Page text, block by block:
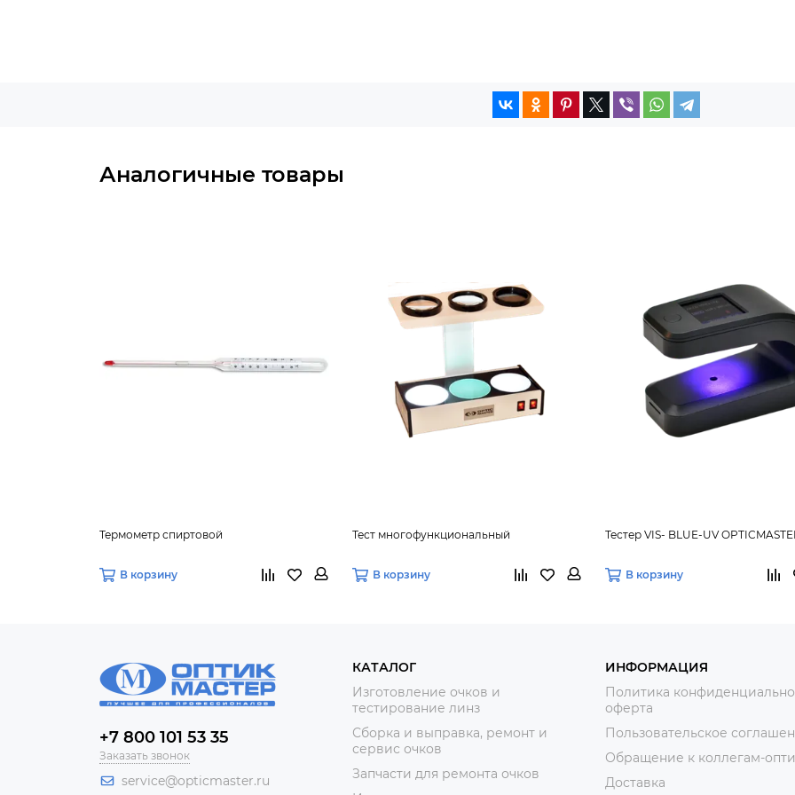
Аналогичные товары
Термометр спиртовой
В корзину
Тест многофункциональный
В корзину
Тестер VIS- BLUE-UV
В корзину
+7 800 101 53 35
Заказать звонок
service@opticmaster.ru
КАТАЛОГ
Изготовление очков и
тестирование линз
Сборка и выправка, ремонт и
сервис очков
Запчасти для ремонта очков
ИНФОРМАЦИЯ
Политика
оферта
Пользовательское
Обращение к коллегам-
Доставка